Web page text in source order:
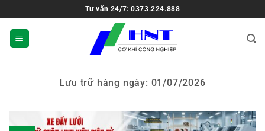
Tư vấn 24/7: 0373.224.888
Lưu trữ hàng ngày: 01/07/2026